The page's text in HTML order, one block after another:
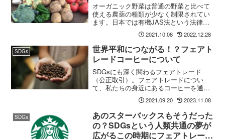
オーガニック野菜は普通の野菜と比べて
使える農薬の種類が少なく制限されてい
ます。日本では有機JAS法という法律が
制定されており、・除虫菊（昔の蚊取り
線香の成分ですね）・食酢こういった安
全性が高いものは使用できますが、それ
以外の農薬（化学農薬など）は使えませ
ん。
2021.10.08 2022.12.28
SDGs
世界平和につながる！？フェアト
レードコーヒーについて
SDGsにも深く関わるフェアトレード
（公正取引）。フェアトレードについ
て、私たちの身近にあるコーヒーを通し
て説明していこうと思います。フェアト
レードの歴史や、認証マークについて知
り、世界に広く目を向けていきたいもの
です。
2021.09.20 2023.11.08
SDGs
あのスターバックスもそうだった
の？SDGsという人類共通の夢が
広がるこの時期にフェアトレード